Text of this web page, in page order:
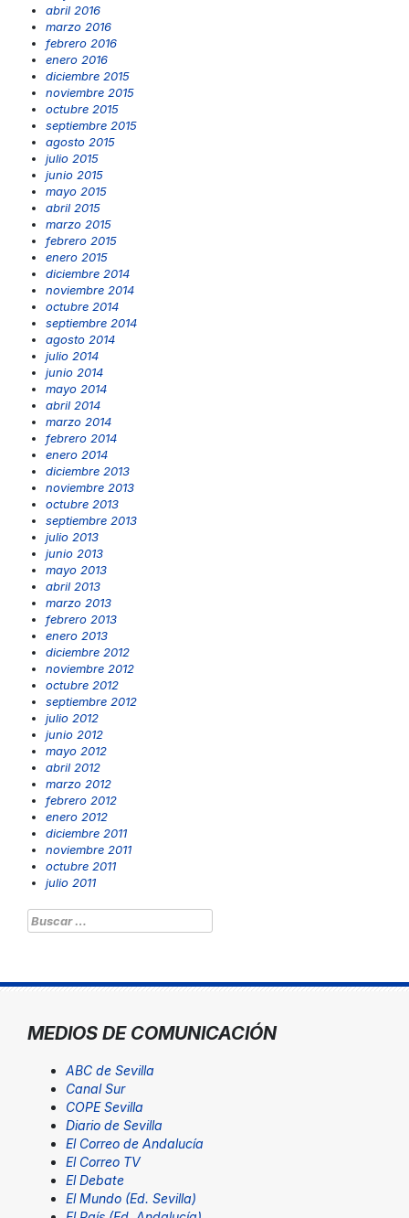
abril 2016
marzo 2016
febrero 2016
enero 2016
diciembre 2015
noviembre 2015
octubre 2015
septiembre 2015
agosto 2015
julio 2015
junio 2015
mayo 2015
abril 2015
marzo 2015
febrero 2015
enero 2015
diciembre 2014
noviembre 2014
octubre 2014
septiembre 2014
agosto 2014
julio 2014
junio 2014
mayo 2014
abril 2014
marzo 2014
febrero 2014
enero 2014
diciembre 2013
noviembre 2013
octubre 2013
septiembre 2013
julio 2013
junio 2013
mayo 2013
abril 2013
marzo 2013
febrero 2013
enero 2013
diciembre 2012
noviembre 2012
octubre 2012
septiembre 2012
julio 2012
junio 2012
mayo 2012
abril 2012
marzo 2012
febrero 2012
enero 2012
diciembre 2011
noviembre 2011
octubre 2011
julio 2011
Buscar:
MEDIOS DE COMUNICACIÓN
ABC de Sevilla
Canal Sur
COPE Sevilla
Diario de Sevilla
El Correo de Andalucía
El Correo TV
El Debate
El Mundo (Ed. Sevilla)